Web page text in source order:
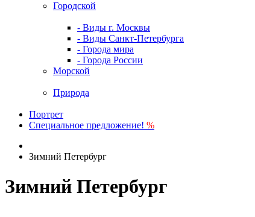
Городской
- Виды г. Москвы
- Виды Санкт-Петербурга
- Города мира
- Города России
Морской
Природа
Портрет
Специальное предложение! %
Зимний Петербург
Зимний Петербург